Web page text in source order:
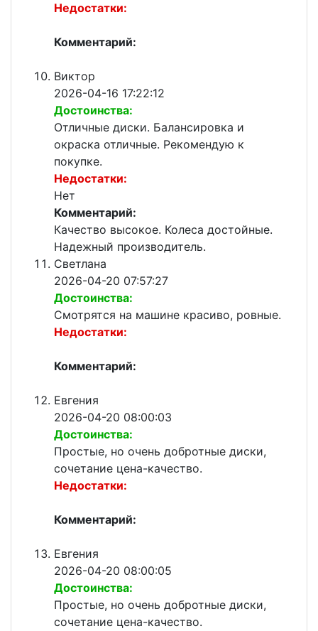
Недостатки:
Комментарий:
Виктор
2026-04-16 17:22:12
Достоинства:
Отличные диски. Балансировка и
окраска отличные. Рекомендую к
покупке.
Недостатки:
Нет
Комментарий:
Качество высокое. Колеса достойные.
Надежный производитель.
Светлана
2026-04-20 07:57:27
Достоинства:
Смотрятся на машине красиво, ровные.
Недостатки:
Комментарий:
Евгения
2026-04-20 08:00:03
Достоинства:
Простые, но очень добротные диски,
сочетание цена-качество.
Недостатки:
Комментарий:
Евгения
2026-04-20 08:00:05
Достоинства:
Простые, но очень добротные диски,
сочетание цена-качество.